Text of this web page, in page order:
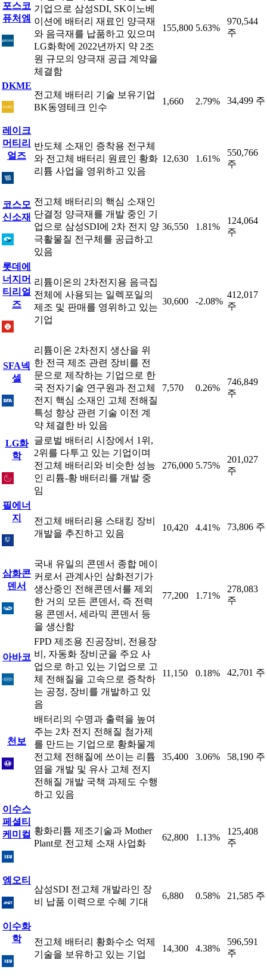
포스코
퓨처엠
기업으로 삼성SDI, SK이노베
이션에 배터리 재료인 양극재
와 음극재를 납품하고 있으며
LG화학에 2022년까지 약 2조
원 규모의 양극재 공급 계약을
체결함
155,800 5.63%
970,544
주
DKME
전고체 배터리 기술 보유기업
BK동영테크 인수
1,660 2.79% 34,499 주
레이크
머티리
얼즈
반도체 소재인 증착용 전구체
와 전고체 배터리 원료인 황화
리튬 사업을 영위하고 있음
12,630 1.61%
550,766
주
코스모
신소재
전고체 배터리의 핵심 소재인
단결정 양극재를 개발 중인 기
업으로 삼성SDI에 2차 전지 양
극활물질 전구체를 공급하고
있음
36,550 1.81%
124,064
주
롯데에
너지머
티리얼
즈
리튬이온의 2차전지용 음극집
전체에 사용되는 일렉포일의
제조 및 판매를 영위하고 있는
기업
30,600 -2.08%
412,017
주
SFA넥
셀
리튬이온 2차전지 생산을 위
한 전극 제조 관련 장비를 전
문으로 제작하는 기업으로 한
국 전자기술 연구원과 전고체
전지 핵심 소재인 고체 전해질
특성 향상 관련 기술 이전 계
약 체결한 바 있음
7,570 0.26%
746,849
주
LG화
학
글로벌 배터리 시장에서 1위,
2위를 다투고 있는 기업이며
전고체 배터리와 비슷한 성능
인 리튬-황 배터리를 개발 중
임
276,000 5.75%
201,027
주
필에너
지
전고체 배터리용 스태킹 장비
개발을 추진하고 있음
10,420 4.41% 73,806 주
삼화콘
덴서
국내 유일의 콘덴서 종합 메이
커로서 관계사인 삼화전기가
생산중인 전해콘덴서를 제외
한 거의 모든 콘덴서, 즉 전력
용 콘덴서, 세라믹 콘덴서 등
을 생산함
77,200 1.71%
278,083
주
아바코
FPD 제조용 진공장비, 전용장
비, 자동화 장비군을 주요 사
업으로 하고 있는 기업으로 고
체 전해질을 고속으로 증착하
는 공정, 장비를 개발하고 있
음
11,150 0.18% 42,701 주
천보
배터리의 수명과 출력을 높여
주는 2차 전지 전해질 첨가제
를 만드는 기업으로 황화물계
전고체 전해질에 쓰이는 리튬
염을 개발 및 유사 고체 전지
전해질 개발 국책 과제도 수행
하고 있음
35,400 3.06% 58,190 주
이수스
페셜티
케미컬 황화리튬 제조기술과 Mother
Plant로 전고체 소재 사업화
62,800 1.13%
125,408
주
엠오티
삼성SDI 전고체 개발라인 장
비 납품 이력으로 수혜 기대
6,880 0.58% 21,585 주
이수화
학
전고체 배터리 황화수소 억제
기술을 보유하고 있는 기업
14,300 4.38%
596,591
주